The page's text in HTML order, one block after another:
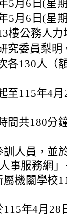
5月6日(星
5月6日(星
樓公務人力
究委員梨明
各130人（
至115年4
間共180分
訓人員，並
事服務網
機關學校
年4月28